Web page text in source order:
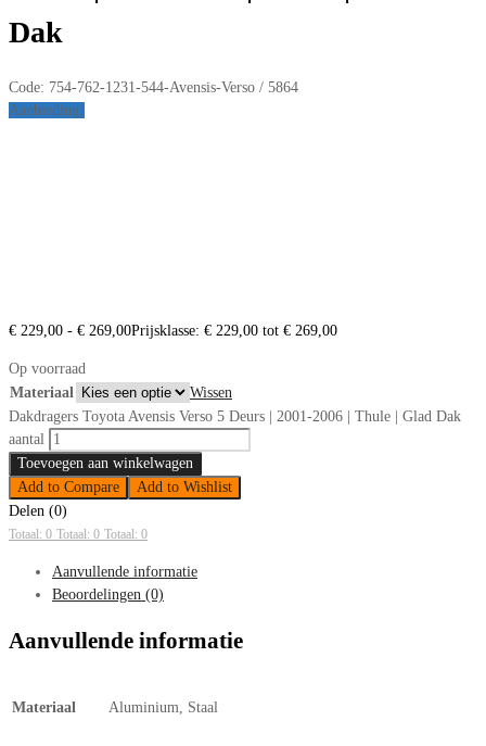
Dak
Code: 754-762-1231-544-Avensis-Verso / 5864
Aanbieding!
€ 229,00 - € 269,00Prijsklasse: € 229,00 tot € 269,00
Op voorraad
Materiaal
Wissen
Dakdragers Toyota Avensis Verso 5 Deurs | 2001-2006 | Thule | Glad Dak
aantal
Toevoegen aan winkelwagen
Add to Compare
Add to Wishlist
Delen (0)
Totaal: 0 Totaal: 0 Totaal: 0
Aanvullende informatie
Beoordelingen (0)
Aanvullende informatie
Materiaal Aluminium, Staal